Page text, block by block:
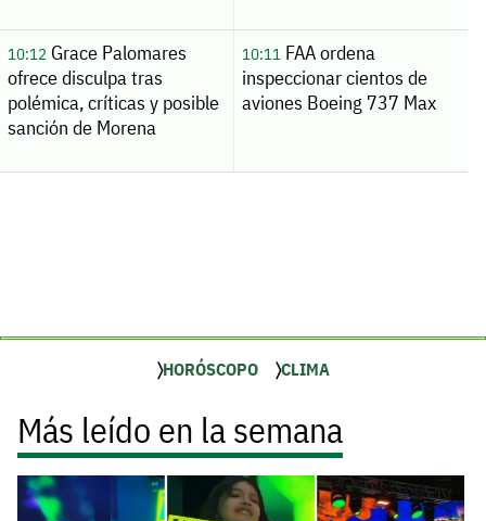
10:12Grace Palomares
ofrece disculpa tras
polémica, críticas y posible
sanción de Morena
10:11FAA ordena
inspeccionar cientos de
aviones Boeing 737 Max
HORÓSCOPO CLIMA
Más leído en la semana